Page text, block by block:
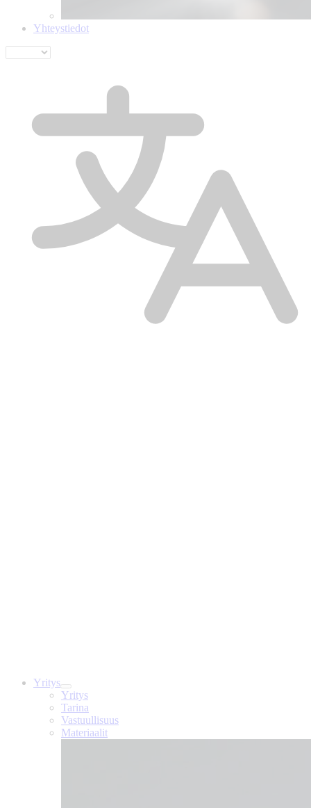
Yhteystiedot
Yritys
Yritys
Tarina
Vastuullisuus
Materiaalit